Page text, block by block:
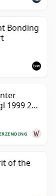
Bonding
1999 25
of the